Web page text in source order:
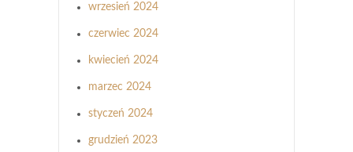
wrzesień 2024
czerwiec 2024
kwiecień 2024
marzec 2024
styczeń 2024
grudzień 2023